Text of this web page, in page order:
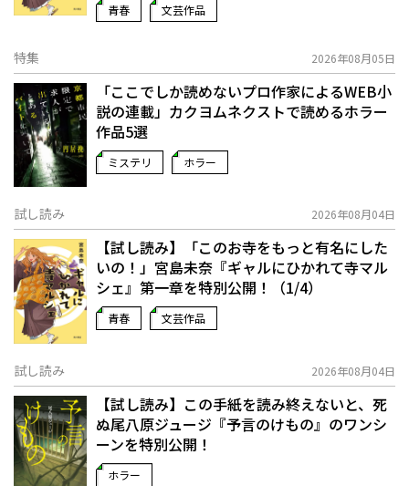
青春 文芸作品
特集 2026年08月05日
「ここでしか読めないプロ作家によるWEB小
説の連載」――カクヨムネクストで読めるホラー
作品5選
ミステリ ホラー
試し読み 2026年08月04日
【試し読み】「このお寺をもっと有名にした
いの！」宮島未奈『ギャルにひかれて寺マル
シェ』第一章を特別公開！（1/4）
青春 文芸作品
試し読み 2026年08月04日
【試し読み】この手紙を読み終えないと、死
ぬ――尾八原ジュージ『予言のけもの』のワンシ
ーンを特別公開！
ホラー